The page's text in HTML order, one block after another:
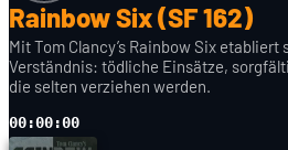
Rainbow Six (SF 162)
Mit Tom Clancy’s Rainbow Six
Verständnis: tödliche Einsätze,
die selten verziehen werden.
00:00:00